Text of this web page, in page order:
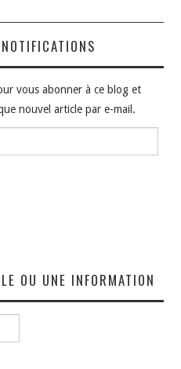
vous abonner à ce blog et
nouvel article par e-mail.
OU UNE INFORMATION